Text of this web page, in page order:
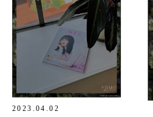
YOMO
GIFT
COLUMN
2023.04.02